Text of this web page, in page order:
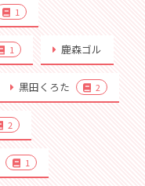
1
1 鹿森ゴル
黒田くろた 2
2
1